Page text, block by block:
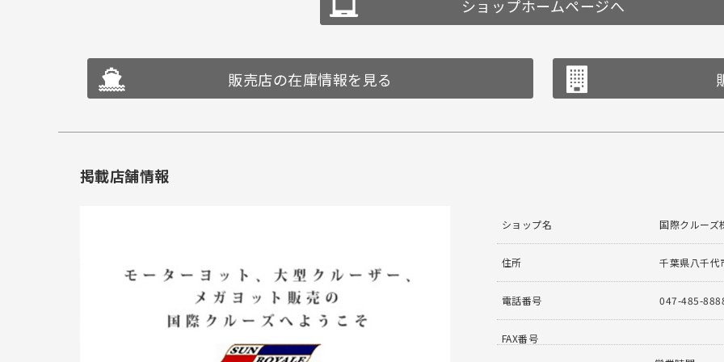
ショップホームページへ
販売店の在庫情報を見る
掲載店舗情報
ショップ名 国際クルーズ
住所 千葉県八千
電話番号 047-485-
FAX番号